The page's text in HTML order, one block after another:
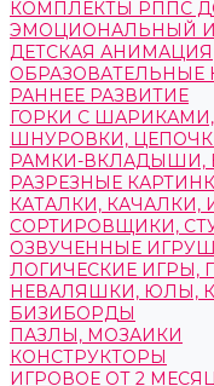
КОМПЛЕКТЫ РППС
ЭМОЦИОНАЛЬНЫЙ
ДЕТСКАЯ АНИМАЦИЯ
ОБРАЗОВАТЕЛЬНЫЕ
РАННЕЕ РАЗВИТИЕ
ГОРКИ С
ШНУРОВКИ,
РАМКИ-ВКЛАДЫШИ,
РАЗРЕЗНЫЕ
КАТАЛКИ,
СОРТИРОВЩИКИ,
ОЗВУЧЕННЫЕ
ЛОГИЧЕСКИЕ ИГРЫ,
НЕВАЛЯШКИ, ЮЛЫ,
БИЗИБОРДЫ
ПАЗЛЫ, МОЗАИКИ
КОНСТРУКТОРЫ
ИГРОВОЕ ОТ 2